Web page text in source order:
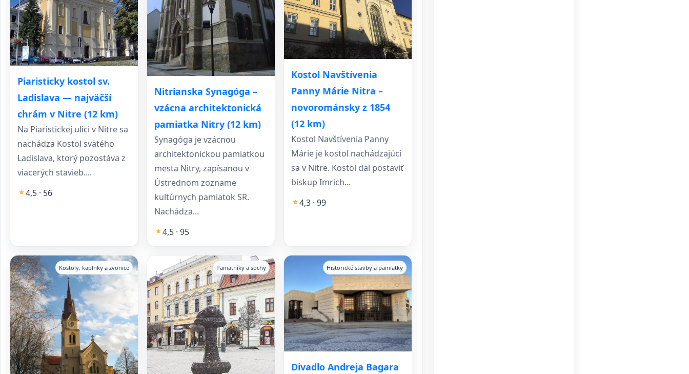
Piaristicky kostol sv.
Ladislava — najväčší
chrám v Nitre (12 km)
Na Piaristickej ulici v Nitre sa
nachádza Kostol svätého
Ladislava, ktorý pozostáva z
viacerých stavieb....
4,5 · 56
Nitrianska Synagóga –
vzácna architektonická
pamiatka Nitry (12 km)
Synagóga je vzácnou
architektonickou pamiatkou
mesta Nitry, zapísanou v
Ústrednom zozname
kultúrnych pamiatok SR.
Nachádza...
4,5 · 95
Kostol Navštívenia
Panny Márie Nitra –
novorománsky z 1854
(12 km)
Kostol Navštívenia Panny
Márie je kostol nachádzajúci
sa v Nitre. Kostol dal postaviť
biskup Imrich...
4,3 · 99
Kostoly, kaplnky a zvonice Pamätníky a sochy
Divadlo Andreja Bagara
Historické stavby a pamiatky